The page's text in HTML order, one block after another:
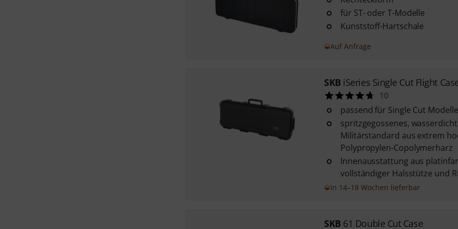
für ST- oder T-Modelle
Kunststoff-Hartschale
Auf Anfrage
SKB iSeries Single Cut Flight
10
passend für Single Cut Modelle
spritzgegossenes,
Militärstandard aus extrem
Polypropylen-Copolymerharz
Innenausstattung aus
vollständiger Halsstütze und
In 14–18 Wochen lieferbar
SKB 61 Double Cut Case